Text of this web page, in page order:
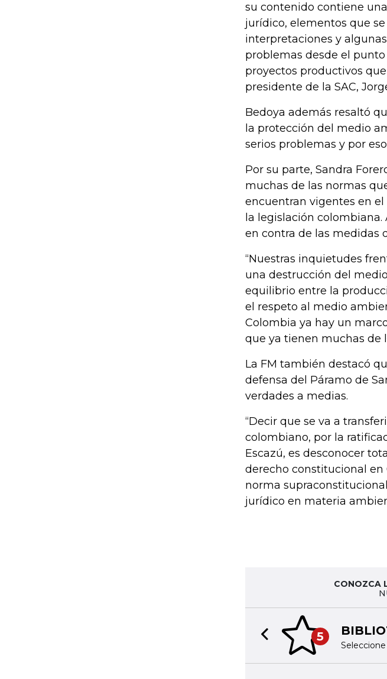
su contenido contiene
jurídico, elementos que
interpretaciones y
problemas desde el
proyectos productivos
presidente de la SAC,
Bedoya además resaltó
la protección del medio
serios problemas y por
Por su parte, Sandra
muchas de las normas
encuentran vigentes en
la legislación
en contra de las medidas
“Nuestras inquietudes
una destrucción del
equilibrio entre la
el respeto al medio
Colombia ya hay un
que ya tienen muchas de
La FM también destacó
defensa del Páramo de
verdades a medias.
“Decir que se va a
colombiano, por la
Escazú, es desconocer
derecho constitucional en
norma
jurídico en materia
CONOZCA
5
Previous slide